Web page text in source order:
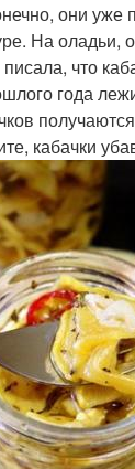
они уже
На оладьи,
что
года
кабачки